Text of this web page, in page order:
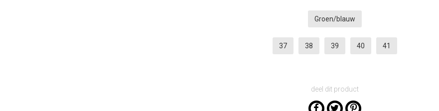
Groen/blauw
37 38 39 40 41
deel dit product